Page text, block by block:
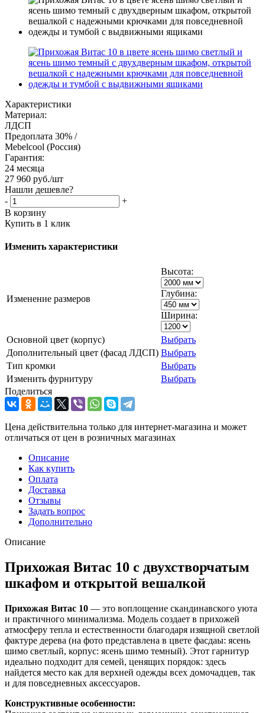
Характеристики
Материал:
ЛДСП
Предоплата 30% /
Mebelcool (Россия)
Гарантия:
24 месяца
27 960 руб./шт
Нашли дешевле?
-
+
В корзину
Купить в 1 клик
Изменить характеристики
Изменение размеров
Высота:
Глубина:
Ширина:
Основной цвет (корпус)
Выбрать
Дополнительный цвет (фасад ЛДСП) Выбрать
Тип кромки
Выбрать
Изменить фурнитуру
Выбрать
Поделиться
Цена действительна только для интернет-магазина и может
отличаться от цен в розничных магазинах
Описание
Как купить
Оплата
Доставка
Отзывы
Задать вопрос
Дополнительно
Описание
Прихожая Витас 10 с двухстворчатым
шкафом и открытой вешалкой
Прихожая Витас 10 — это воплощение скандинавского уюта
и практичного минимализма. Модель создает в прихожей
атмосферу тепла и естественности благодаря изящной светлой
фактуре дерева (на фото представлена в цвете фасдаы: ясень
шимо светлый, корпус: ясень шимо темный). Этот гарнитур
идеально подходит для семей, ценящих порядок: здесь
найдется место как для верхней одежды всех домочадцев, так
и для повседневных аксессуаров.
Конструктивные особенности: